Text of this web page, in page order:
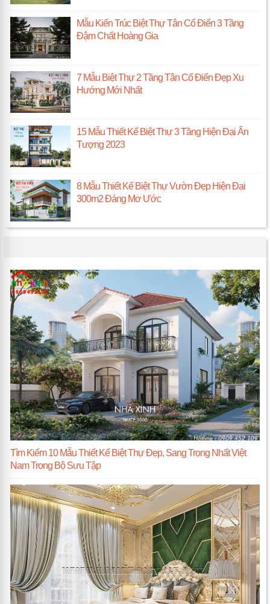
Mẫu Kiến Trúc Biệt Thự Tân Cổ Điển 3 Tầng
Đậm Chất Hoàng Gia
7 Mẫu Biệt Thự 2 Tầng Tân Cổ Điển Đẹp Xu
Hướng Mới Nhất
15 Mẫu Thiết Kế Biệt Thự 3 Tầng Hiện Đại Ấn
Tượng 2023
8 Mẫu Thiết Kế Biệt Thự Vườn Đẹp Hiện Đại
300m2 Đáng Mơ Ước
Tìm Kiếm 10 Mẫu Thiết Kế Biệt Thự Đẹp, Sang Trọng Nhất Việt
Nam Trong Bộ Sưu Tập